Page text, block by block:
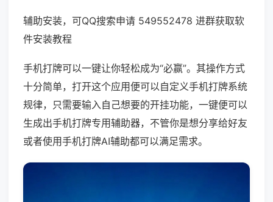
辅助安装，可QQ搜索申请 549552478 进群获取软
件安装教程
手机打牌可以一键让你轻松成为“必赢”。其操作方式
十分简单，打开这个应用便可以自定义手机打牌系统
规律，只需要输入自己想要的开挂功能，一键便可以
生成出手机打牌专用辅助器，不管你是想分享给好友
或者使用手机打牌AI辅助都可以满足需求。